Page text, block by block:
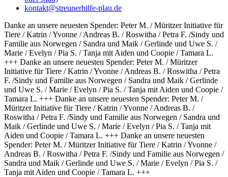
kontakt@streunerhilfe-plau.de
Danke an unsere neuesten Spender: Peter M. / Müritzer Initiative für
Tiere / Katrin / Yvonne / Andreas B. / Roswitha / Petra F. /Sindy und
Familie aus Norwegen / Sandra und Maik / Gerlinde und Uwe S. /
Marie / Evelyn / Pia S. / Tanja mit Aiden und Coopie / Tamara L.
+++ Danke an unsere neuesten Spender: Peter M. / Müritzer
Initiative für Tiere / Katrin / Yvonne / Andreas B. / Roswitha / Petra
F. /Sindy und Familie aus Norwegen / Sandra und Maik / Gerlinde
und Uwe S. / Marie / Evelyn / Pia S. / Tanja mit Aiden und Coopie /
Tamara L. +++ Danke an unsere neuesten Spender: Peter M. /
Müritzer Initiative für Tiere / Katrin / Yvonne / Andreas B. /
Roswitha / Petra F. /Sindy und Familie aus Norwegen / Sandra und
Maik / Gerlinde und Uwe S. / Marie / Evelyn / Pia S. / Tanja mit
Aiden und Coopie / Tamara L. +++ Danke an unsere neuesten
Spender: Peter M. / Müritzer Initiative für Tiere / Katrin / Yvonne /
Andreas B. / Roswitha / Petra F. /Sindy und Familie aus Norwegen /
Sandra und Maik / Gerlinde und Uwe S. / Marie / Evelyn / Pia S. /
Tanja mit Aiden und Coopie / Tamara L. +++